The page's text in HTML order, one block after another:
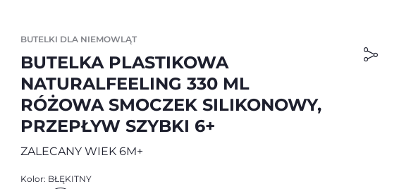
BUTELKI DLA NIEMOWLĄT
BUTELKA PLASTIKOWA
NATURALFEELING 330 ML
RÓŻOWA SMOCZEK SILIKONOWY,
PRZEPŁYW SZYBKI 6+
ZALECANY WIEK 6M+
Kolor: BŁĘKITNY